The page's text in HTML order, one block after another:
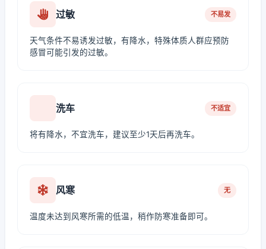
过敏 不易发
天气条件不易诱发过敏，有降水，特殊体质人群应预防
感冒可能引发的过敏。
洗车 不适宜
将有降水，不宜洗车，建议至少1天后再洗车。
风寒 无
温度未达到风寒所需的低温，稍作防寒准备即可。